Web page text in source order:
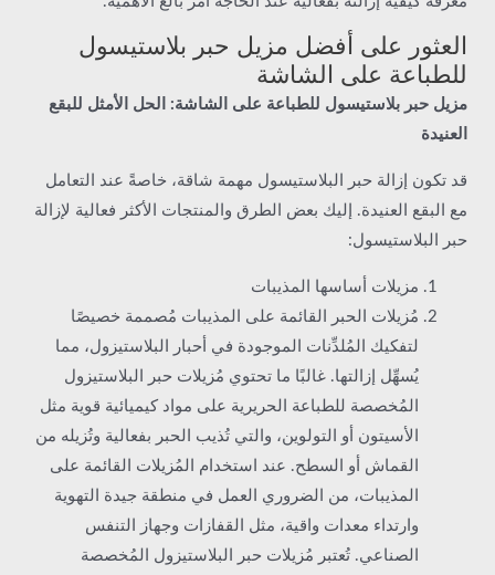
العثور على أفضل مزيل حبر بلاستيسول
للطباعة على الشاشة
مزيل حبر بلاستيسول للطباعة على الشاشة: الحل الأمثل للبقع
العنيدة
قد تكون إزالة حبر البلاستيسول مهمة شاقة، خاصةً عند التعامل
مع البقع العنيدة. إليك بعض الطرق والمنتجات الأكثر فعالية لإزالة
حبر البلاستيسول:
مزيلات أساسها المذيبات
مُزيلات الحبر القائمة على المذيبات مُصممة خصيصًا
لتفكيك المُلدِّنات الموجودة في أحبار البلاستيزول، مما
يُسهِّل إزالتها. غالبًا ما تحتوي مُزيلات حبر البلاستيزول
المُخصصة للطباعة الحريرية على مواد كيميائية قوية مثل
الأسيتون أو التولوين، والتي تُذيب الحبر بفعالية وتُزيله من
القماش أو السطح. عند استخدام المُزيلات القائمة على
المذيبات، من الضروري العمل في منطقة جيدة التهوية
وارتداء معدات واقية، مثل القفازات وجهاز التنفس
الصناعي. تُعتبر مُزيلات حبر البلاستيزول المُخصصة